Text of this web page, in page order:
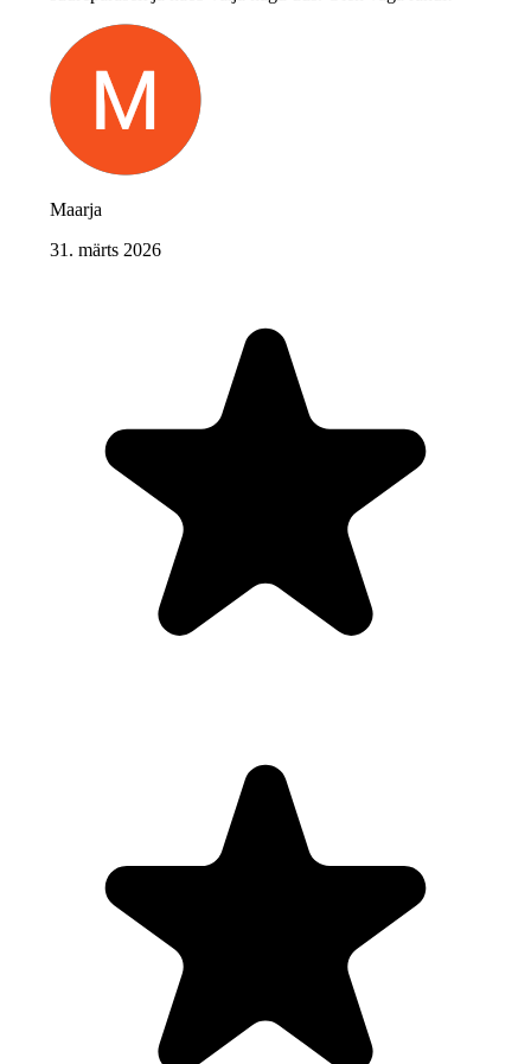
Maarja
31. märts 2026